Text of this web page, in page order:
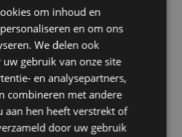
automerken
meer informatie, modellen
nieuwsberichten
Alfa Romeo Alpine
om inhoud en
en om ons
We delen ook
gebruik van onze site
en analysepartners,
combineren met andere
aan hen heeft verstrekt of
door uw gebruik